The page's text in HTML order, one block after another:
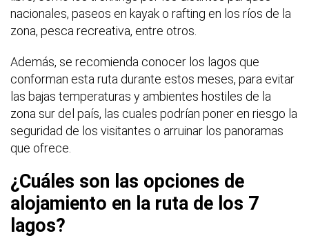
nacionales, paseos en kayak o rafting en los ríos de la
zona, pesca recreativa, entre otros.
Además, se recomienda conocer los lagos que
conforman esta ruta durante estos meses, para evitar
las bajas temperaturas y ambientes hostiles de la
zona sur del país, las cuales podrían poner en riesgo la
seguridad de los visitantes o arruinar los panoramas
que ofrece.
¿Cuáles son las opciones de
alojamiento en la ruta de los 7
lagos?